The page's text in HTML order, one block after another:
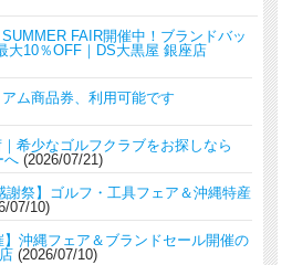
SUMMER FAIR開催中！ブランドバッ
大10％OFF｜DS大黒屋 銀座店
ム商品券、利用可能です
希少なゴルフクラブをお探しなら
へ 2026/07/21
謝祭】ゴルフ・工具フェア＆沖縄特産
07/10
】沖縄フェア＆ブランドセール開催の
2026/07/10